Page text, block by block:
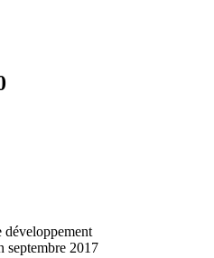
développement
septembre 2017